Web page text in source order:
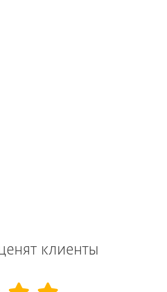
клиенты